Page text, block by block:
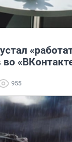
955